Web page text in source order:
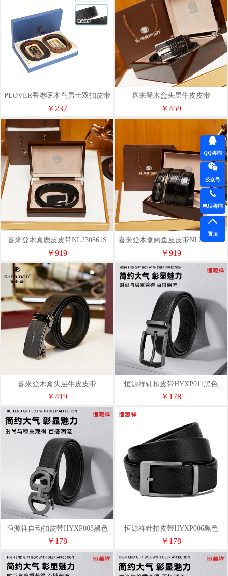
PLOVER香港啄木鸟男士双扣皮带
GD820071-2A
￥237
喜来登木盒头层牛皮皮带
NL230761S
￥459
喜来登木盒鹿皮皮带NL230861S
￥919
喜来登木盒鳄鱼皮皮带NL230961S
￥919
喜来登木盒头层牛皮皮带
NL231061S
￥419
恒源祥针扣皮带HYXP011黑色
￥178
恒源祥自动扣皮带HYXP008黑色
￥178
恒源祥针扣皮带HYXP006黑色
￥178
QQ咨询
公众号
电话咨询
置顶